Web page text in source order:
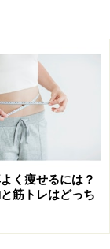
ークアウト [筋
筋～背中～腰
体幹力と持久
で狙い撃ち
く痩せるには？
筋トレはどっち